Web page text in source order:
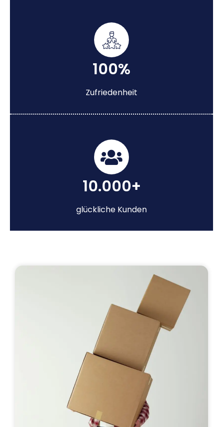
100%
Zufriedenheit
10.000+
glückliche Kunden